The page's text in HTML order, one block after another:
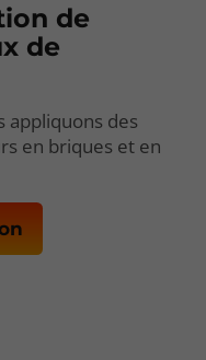
de
de
appliquons des
en briques et en